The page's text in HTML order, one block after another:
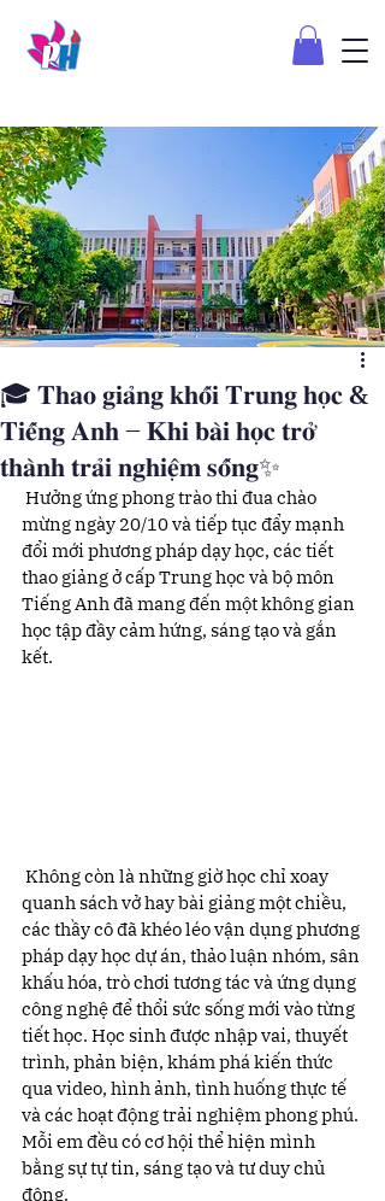
🎓 𝐓𝐡𝐚𝐨 𝐠𝐢𝐚̉𝐧𝐠 𝐤𝐡𝐨̂́𝐢 𝐓𝐫𝐮𝐧𝐠 𝐡𝐨̣𝐜 &
𝐓𝐢𝐞̂́𝐧𝐠 𝐀𝐧𝐡 – 𝐊𝐡𝐢 𝐛𝐚̀𝐢 𝐡𝐨̣𝐜 𝐭𝐫𝐨̛̉
𝐭𝐡𝐚̀𝐧𝐡 𝐭𝐫𝐚̉𝐢 𝐧𝐠𝐡𝐢𝐞̣̂𝐦 𝐬𝐨̂́𝐧𝐠✨
Hưởng ứng phong trào thi đua chào
mừng ngày 20/10 và tiếp tục đẩy mạnh
đổi mới phương pháp dạy học, các tiết
thao giảng ở cấp Trung học và bộ môn
Tiếng Anh đã mang đến một không gian
học tập đầy cảm hứng, sáng tạo và gắn
kết.
Không còn là những giờ học chỉ xoay
quanh sách vở hay bài giảng một chiều,
các thầy cô đã khéo léo vận dụng phương
pháp dạy học dự án, thảo luận nhóm, sân
khấu hóa, trò chơi tương tác và ứng dụng
công nghệ để thổi sức sống mới vào từng
tiết học. Học sinh được nhập vai, thuyết
trình, phản biện, khám phá kiến thức
qua video, hình ảnh, tình huống thực tế
và các hoạt động trải nghiệm phong phú.
Mỗi em đều có cơ hội thể hiện mình
bằng sự tự tin, sáng tạo và tư duy chủ
động.